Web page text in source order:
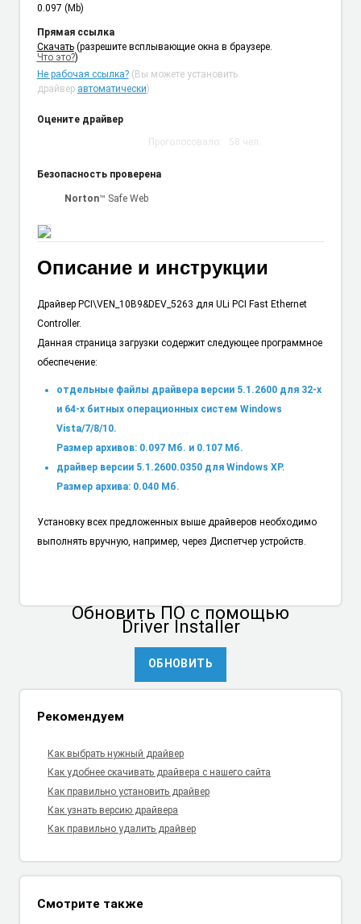
0.097 (Mb)
Прямая ссылка
Cкачать (разрешите всплывающие окна в браузере.
Что это?)
Не рабочая ссылка?(Вы можете установить
драйвер автоматически)
Оцените драйвер
Проголосовало: 58 чел.
Безопасность проверена
Norton™ Safe Web
Описание и инструкции
Драйвер PCI\VEN_10B9&DEV_5263 для ULi PCI Fast Ethernet
Controller.
Данная страница загрузки содержит следующее программное
обеспечение:
отдельные файлы драйвера версии 5.1.2600 для 32-х
и 64-х битных операционных систем Windows
Vista/7/8/10.
Размер архивов: 0.097 Мб. и 0.107 Мб.
драйвер версии 5.1.2600.0350 для Windows XP.
Размер архива: 0.040 Мб.
Установку всех предложенных выше драйверов необходимо
выполнять вручную, например, через Диспетчер устройств.
Обновить ПОс помощью
Driver Installer
ОБНОВИТЬ
Рекомендуем
Как выбрать нужный драйвер
Как удобнее скачивать драйвера с нашего сайта
Как правильно установить драйвер
Как узнать версию драйвера
Как правильно удалить драйвер
Смотрите также